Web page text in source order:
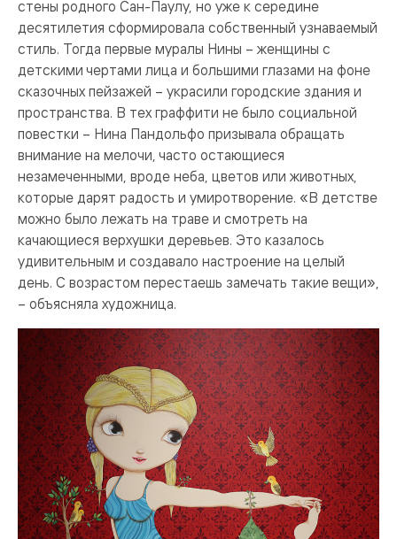
стены родного Сан-Паулу, но уже к середине
десятилетия сформировала собственный узнаваемый
стиль. Тогда первые муралы Нины – женщины с
детскими чертами лица и большими глазами на фоне
сказочных пейзажей – украсили городские здания и
пространства. В тех граффити не было социальной
повестки – Нина Пандольфо призывала обращать
внимание на мелочи, часто остающиеся
незамеченными, вроде неба, цветов или животных,
которые дарят радость и умиротворение. «В детстве
можно было лежать на траве и смотреть на
качающиеся верхушки деревьев. Это казалось
удивительным и создавало настроение на целый
день. С возрастом перестаешь замечать такие вещи»,
– объясняла художница.